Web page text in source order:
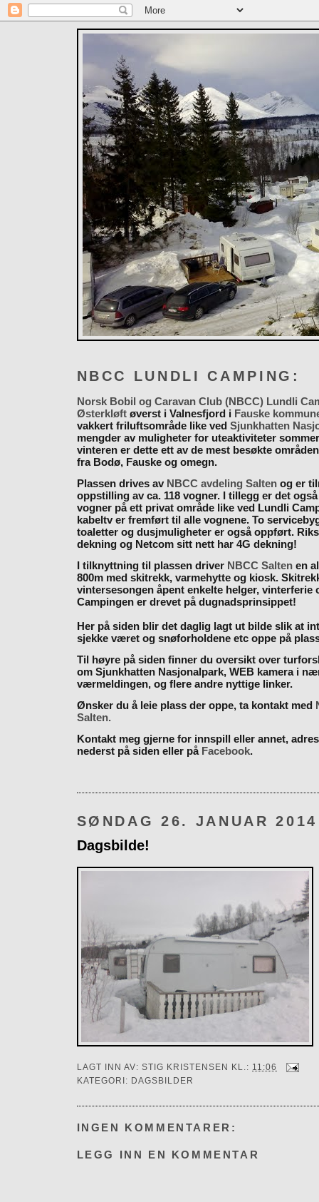
NBCC LUNDLI CAMPING:
Norsk Bobil og Caravan Club (NBCC) Lundli
Østerkløftøverst i Valnesfjord i Fauske
vakkert friluftsområde like ved Sjunkhatten
mengder av muligheter for uteaktiviteter
vinteren er dette ett av de mest besøkte
fra Bodø, Fauske og omegn.
Plassen drives av NBCC avdeling Saltenog er
oppstilling av ca. 118 vogner. I tillegg er det
vogner på ett privat område like ved Lundli
kabeltv er fremført til alle vognene. To
toaletter og dusjmuligheter er også oppført.
dekning og Netcom sitt nett har 4G dekning!
I tilknyttning til plassen driver NBCC Saltenen
800m med skitrekk, varmehytte og kiosk.
vintersesongen åpent enkelte helger, vinterferie
Campingen er drevet på dugnadsprinsippet!
Her på siden blir det daglig lagt ut bilde slik at
sjekke været og snøforholdene etc oppe på
Til høyre på siden finner du oversikt over
om Sjunkhatten Nasjonalpark, WEB kamera i
værmeldingen, og flere andre nyttige linker.
Ønsker du å leie plass der oppe, ta kontakt med
Salten.
Kontakt meg gjerne for innspill eller annet,
nederst på siden eller på Facebook.
SØNDAG 26. JANUAR 2014
Dagsbilde!
LAGT INN AV: STIG KRISTENSEN KL.: 11:06
KATEGORI: DAGSBILDER
INGEN KOMMENTARER:
LEGG INN EN KOMMENTAR